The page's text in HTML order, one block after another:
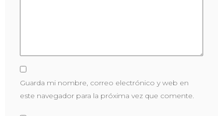
Guarda mi nombre, correo electrónico y web en
este navegador para la próxima vez que comente.